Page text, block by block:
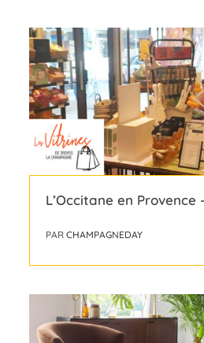
L’Occitane en Provence
PAR CHAMPAGNEDAY